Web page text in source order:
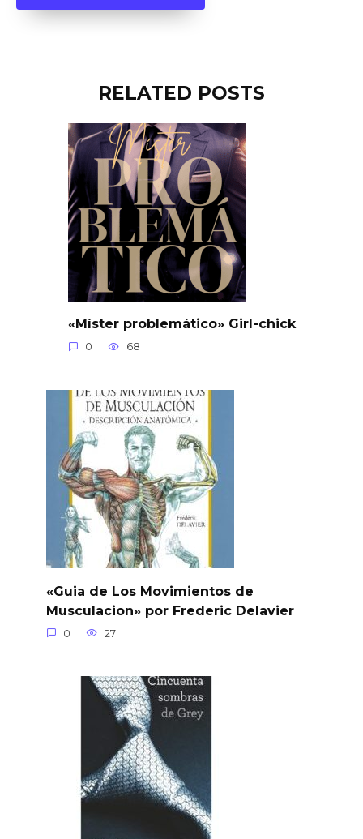
RELATED POSTS
«Míster problemático» Girl-chick
0 68
«Guia de Los Movimientos de
Musculacion» por Frederic Delavier
0 27